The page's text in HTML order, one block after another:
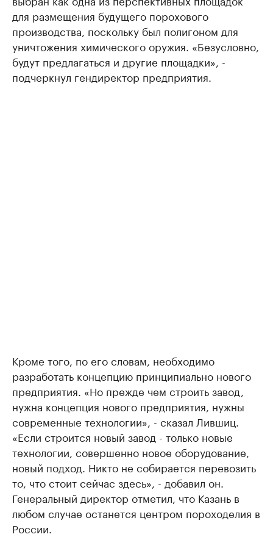
для размещения будущего порохового
производства, поскольку был полигоном для
уничтожения химического оружия. «Безусловно,
будут предлагаться и другие площадки», -
подчеркнул гендиректор предприятия.
Кроме того, по его словам, необходимо
разработать концепцию принципиально нового
предприятия. «Но прежде чем строить завод,
нужна концепция нового предприятия, нужны
современные технологии», - сказал Лившиц.
«Если строится новый завод - только новые
технологии, совершенно новое оборудование,
новый подход. Никто не собирается перевозить
то, что стоит сейчас здесь», - добавил он.
Генеральный директор отметил, что Казань в
любом случае останется центром пороходелия в
России.